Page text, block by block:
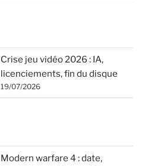
Crise jeu vidéo 2026 : IA,
licenciements, fin du disque
19/07/2026
Modern warfare 4 : date,